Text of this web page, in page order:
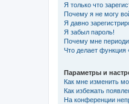
Я только что
Почему я не могу
Я давно
Я забыл пароль!
Почему мне
Что делает функция
Параметры и
Как мне изменить
Как избежать
На конференции